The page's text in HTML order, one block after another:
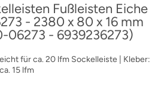
Fußleisten Eiche
- 2380 x 80 x 16 mm
- 6939236273)
für ca. 20 lfm Sockelleiste | Kleber:
15 lfm